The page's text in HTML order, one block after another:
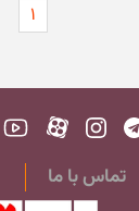
۱
تماس با ما